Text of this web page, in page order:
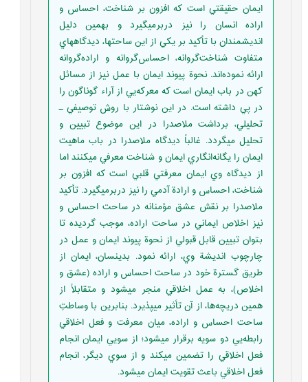
ايمان حقيقتي است كه افزون بر شناخت، احساس و
اراده انسان را نيز دربرميگيرد و بهمين دليل
انديشمندان با تأكيد بر يكي از اين ساحتها، ديدگاههاي
متفاوت شناخت‌گروانه، احساس‌گروانه و اراده‌گروانه
ارائه نموده‌اند. نحوة پيوند ايمان با عمل نيز از مسائل
كهن در باب ايمان است كه معركه‌يي از آراء گوناگون را
در پي داشته است. در اين نوشتار با روش توصيفي ـ
تحليلي، برداشت ملاصدرا در اين موضوع تبيين و
تحليل ميگردد. غالباً ديدگاه ملاصدرا در باب ماهيت
ايمان را يگانه‌انگاري ايمان و شناخت معرفي ميكنند اما
از ديدگاه وي ايمان معرفتي قلبي است كه افزون بر
شناخت، احساس و ارادة آدمي را نيز دربرميگيرد. تأكيد
ملاصدرا بر نقش عشق مؤمنانه در ساحت احساس و
نيز اخلاص ايماني در ساحت اراده، موجب گرديده تا
بتوان تبيين قابل قبولي از نحوة پيوند ايمان و عمل در
چارچوب انديشة وي، ارائه نمود. بدينسان، ايمان از
طريق گسترة خود در ساحت احساس و اراده (عشق و
اخلاص)، به عمل اخلاقي منجر ميشود و متقابلاً از
همين دريچه‌ها، از آن تأثير ميپذيرد. بنابرين با وساطتِ
ساحت احساس و اراده، ميان معرفت و فعل اخلاقي
رابطه‌يي دو سويه برقرار ميشود؛ از سويي ايمان انجام
فعل اخلاقي را تضمين ميكند و از سوي ديگر، انجام
فعل اخلاقي باعث تقويت ايمان ميشود.